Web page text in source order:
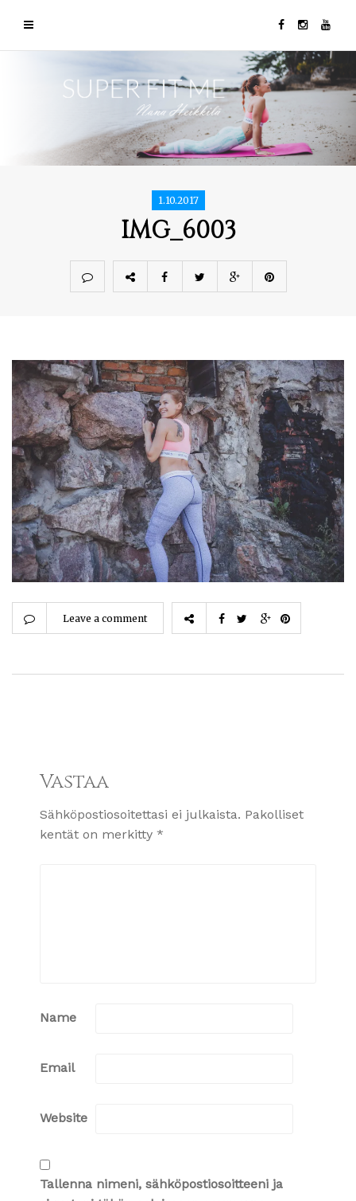
1.10.2017
IMG_6003
Leave a comment
Vastaa
Sähköpostiosoitettasi ei julkaista. Pakolliset
kentät on merkitty *
Name
Email
Website
Tallenna nimeni, sähköpostiosoitteeni ja